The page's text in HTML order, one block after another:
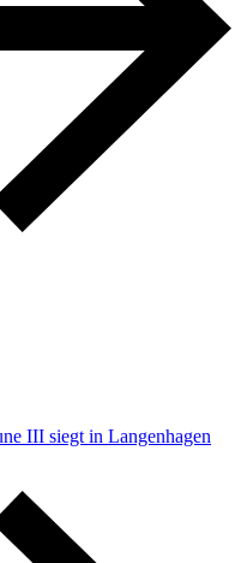
III siegt in Langenhagen